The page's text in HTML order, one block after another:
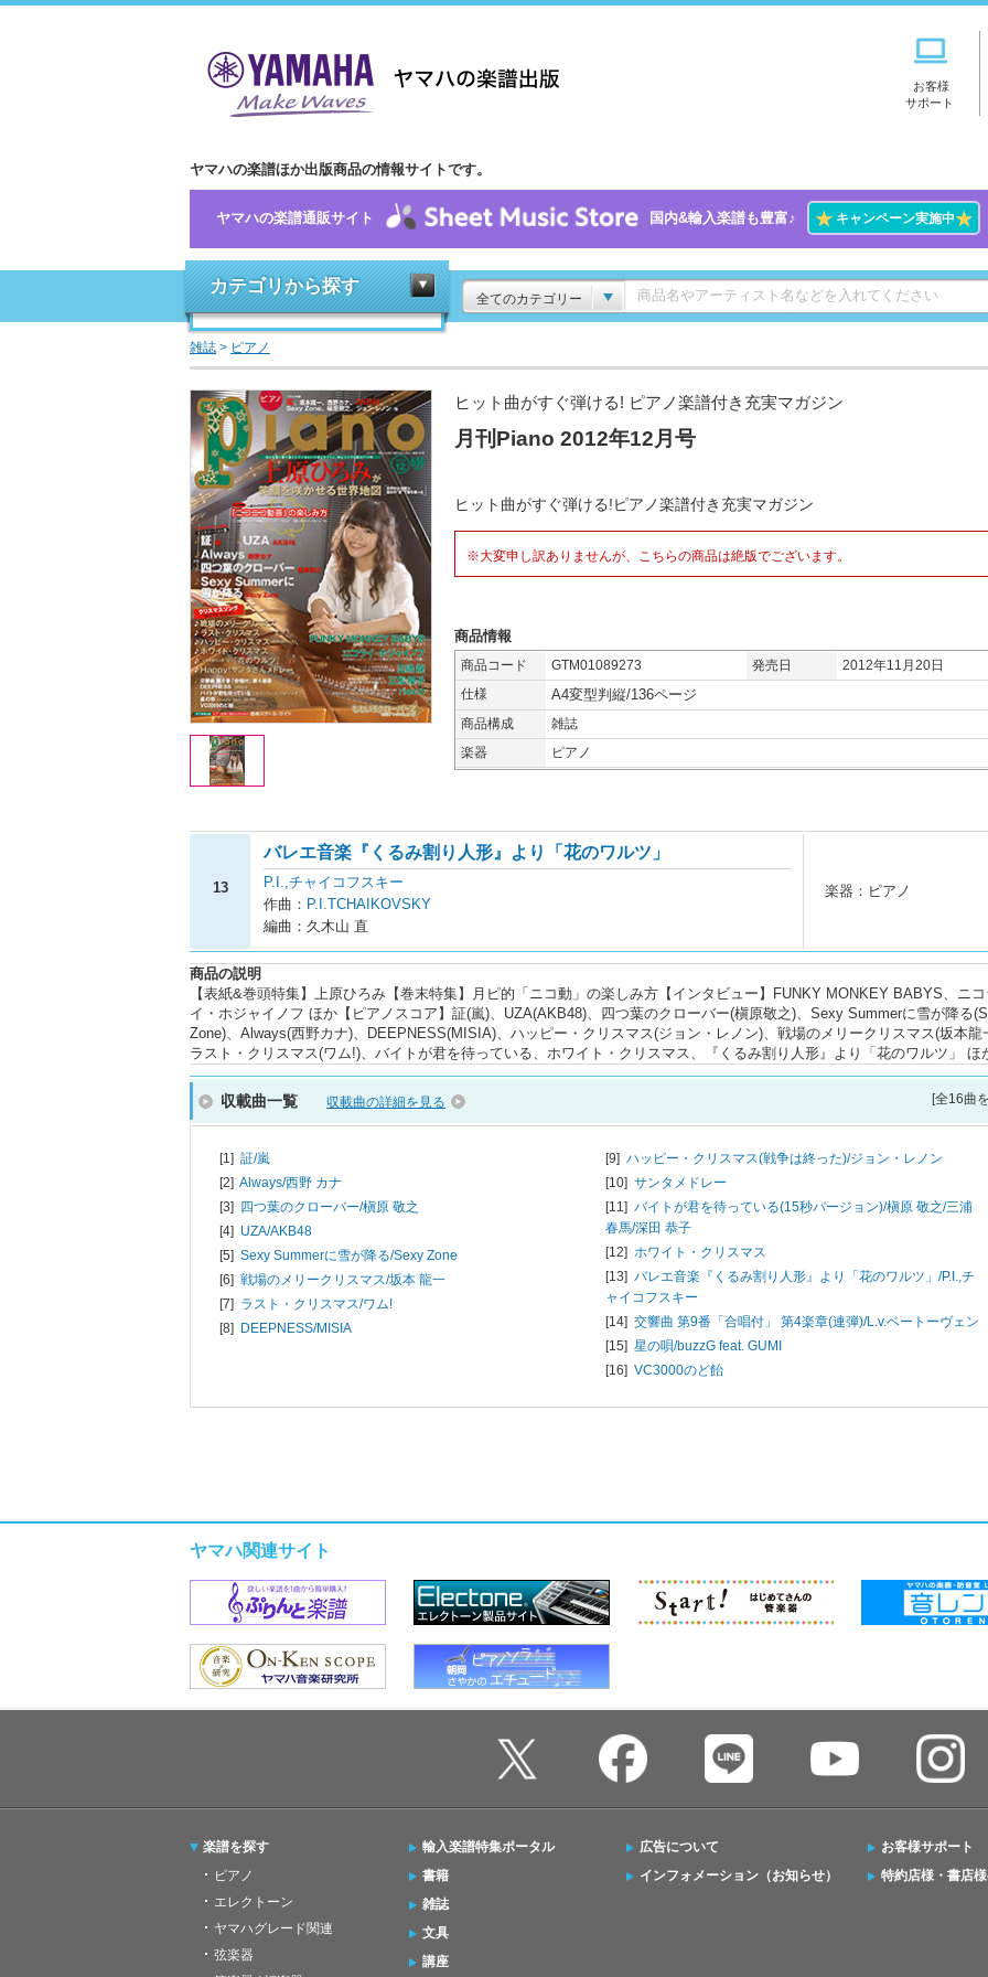
お客様
サポート
ヤマハの楽譜ほか出版商品の情報サイトです。
ヤマハの楽譜通販サイト 国内&輸入楽譜も豊富♪ ★キャンペーン実施中★
カテゴリから探す
全てのカテゴリー
雑誌 > ピアノ
ヒット曲がすぐ弾ける! ピアノ楽譜付き充実マガジン
月刊Piano 2012年12月号
ヒット曲がすぐ弾ける!ピアノ楽譜付き充実マガジン
※大変申し訳ありませんが、こちらの商品は絶版でございます。
商品情報
商品コード GTM01089273 発売日
2012年11月20日
仕様
A4変型判縦/136ページ
商品構成
雑誌
楽器
ピアノ
13
バレエ音楽『くるみ割り人形』より「花のワルツ」
P.I.,チャイコフスキー
作曲： P.I.TCHAIKOVSKY
編曲：久木山 直
楽器：ピアノ
商品の説明
【表紙&巻頭特集】上原ひろみ【巻末特集】月ピ的「ニコ動」の楽しみ方【インタビュー】FUNKY MONKEY BABYS、ニコ
イ・ホジャイノフ ほか【ピアノスコア】証(嵐)、UZA(AKB48)、四つ葉のクローバー(槇原敬之)、Sexy Summerに雪が降る
Zone)、Always(西野カナ)、DEEPNESS(MISIA)、ハッピー・クリスマス(ジョン・レノン)、戦場のメリークリスマス(坂本龍
ラスト・クリスマス(ワム!)、バイトが君を待っている、ホワイト・クリスマス、『くるみ割り人形』より「花のワルツ」 ほ
収載曲一覧 収載曲の詳細を見る [全16曲
[1] 証/嵐
[2] Always/西野 カナ
[3] 四つ葉のクローバー/槇原 敬之
[4] UZA/AKB48
[5] Sexy Summerに雪が降る/Sexy Zone
[6] 戦場のメリークリスマス/坂本 龍一
[7] ラスト・クリスマス/ワム!
[8] DEEPNESS/MISIA
[9] ハッピー・クリスマス(戦争は終った)/ジョン・レノン
[10] サンタメドレー
[11] バイトが君を待っている(15秒バージョン)/槇原 敬之/三浦
春馬/深田 恭子
[12] ホワイト・クリスマス
[13] バレエ音楽『くるみ割り人形』より「花のワルツ」/P.I.,チ
ャイコフスキー
[14] 交響曲 第9番「合唱付」 第4楽章(連弾)/L.v.ベートーヴェン
[15] 星の唄/buzzG feat. GUMI
[16] VC3000のど飴
ヤマハ関連サイト
楽譜を探す
ピアノ
エレクトーン
ヤマハグレード関連
弦楽器
輸入楽譜特集ポータル
書籍
雑誌
文具
講座
広告について
インフォメーション（お知らせ）
お客様サポート
特約店様・書店